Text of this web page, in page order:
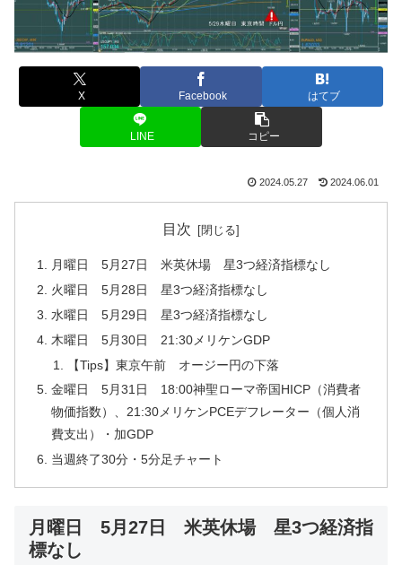
X Facebook はてブ
LINE コピー
2024.05.27 2024.06.01
目次
月曜日 5月27日 米英休場 星3つ経済指標なし
火曜日 5月28日 星3つ経済指標なし
水曜日 5月29日 星3つ経済指標なし
木曜日 5月30日 21:30メリケンGDP
【Tips】東京午前 オージー円の下落
金曜日 5月31日 18:00神聖ローマ帝国HICP（消費者
物価指数）、21:30メリケンPCEデフレーター（個人消
費支出）・加GDP
当週終了30分・5分足チャート
月曜日 5月27日 米英休場 星3つ経済指
標なし